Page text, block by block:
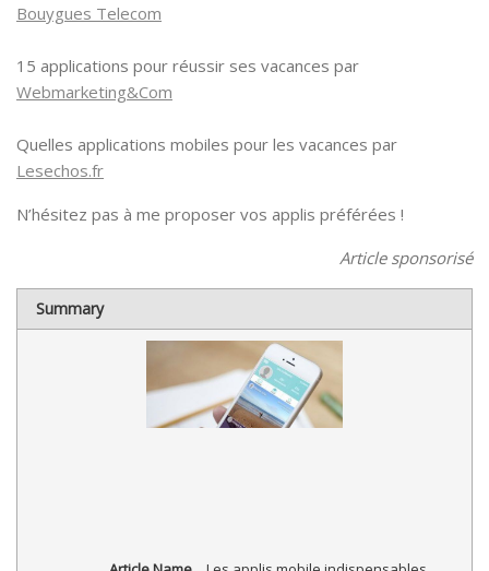
Bouygues Telecom
15 applications pour réussir ses vacances par
Webmarketing&Com
Quelles applications mobiles pour les vacances par
Lesechos.fr
N’hésitez pas à me proposer vos applis préférées !
Article sponsorisé
Summary